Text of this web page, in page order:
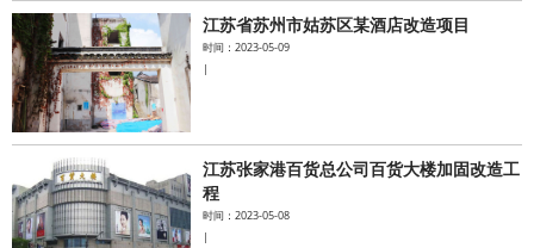
江苏省苏州市姑苏区某酒店改造项目
时间：2023-05-09
|
江苏张家港百货总公司百货大楼加固改造工
程
时间：2023-05-08
|